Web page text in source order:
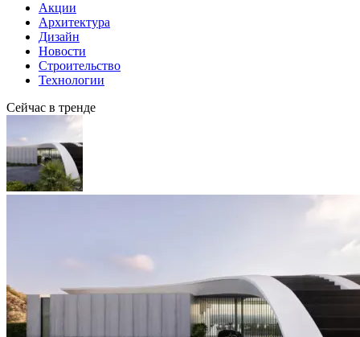
Акции
Архитектура
Дизайн
Новости
Строительство
Технологии
Сейчас в тренде